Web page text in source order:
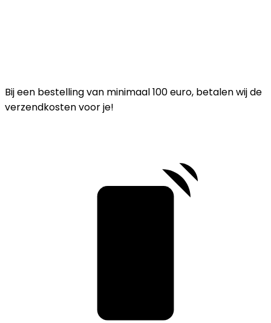
Bij een bestelling van minimaal 100 euro, betalen wij de
verzendkosten voor je!